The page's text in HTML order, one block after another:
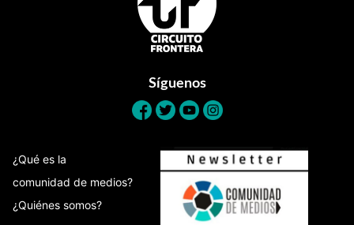
Síguenos
¿Qué es la
comunidad de medios?
¿Quiénes somos?